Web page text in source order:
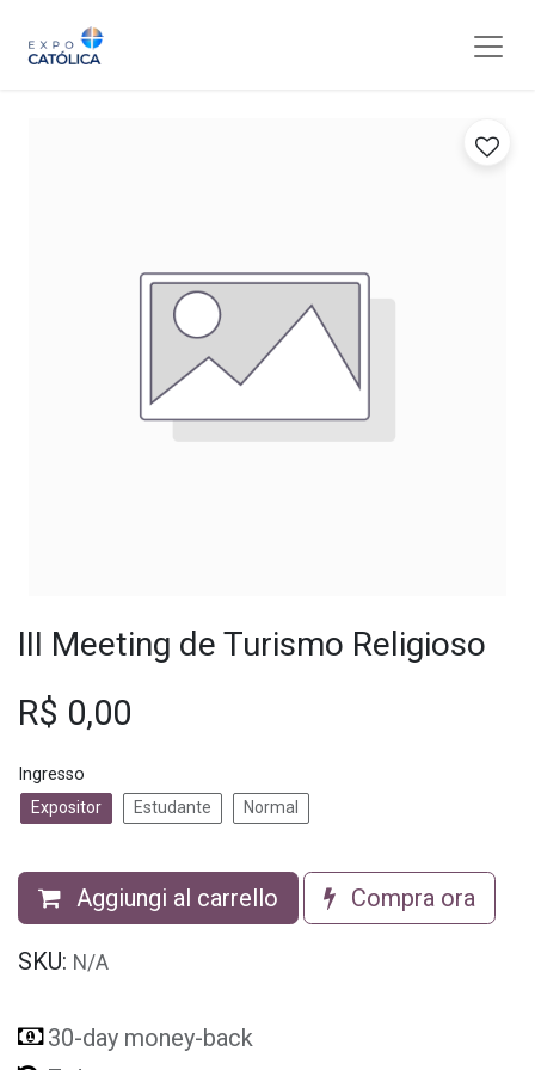
III Meeting de Turismo Religioso
R$ 0,00
Ingresso
Expositor Estudante Normal
Aggiungi al carrello Compra ora
SKU: N/A
30-day money-back